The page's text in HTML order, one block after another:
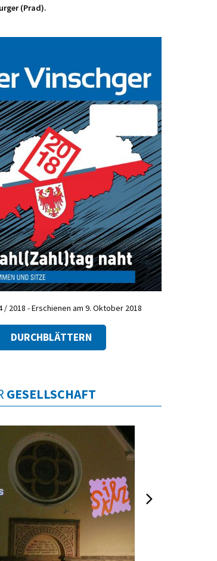
(Prad).
/ 2018 - Erschienen am 9. Oktober 2018
DURCHBLÄTTERN
GESELLSCHAFT